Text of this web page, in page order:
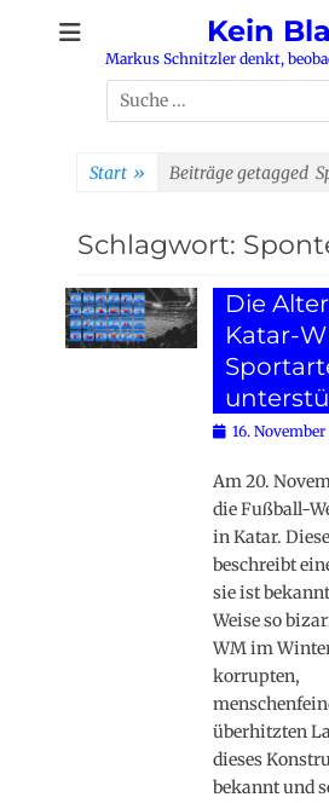
Kein
Markus Schnitzler denkt,
Suchen
nach:
Start » Beiträge getagged
Schlagwort:
Die
Katar-
Posted
16.
Am 20.
die Fußball-
in Katar.
beschreibt
sie ist
Weise so
WM im
korrupten,
überhitzten
dieses
bekannt und